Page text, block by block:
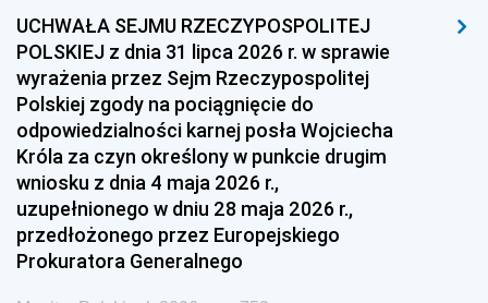
1954 1953 1952
1951 1950 1949
1948 1947
1939 1938 1937
1936 1930
UCHWAŁA SEJMU RZECZYPOSPOLITEJ
POLSKIEJ z dnia 31 lipca 2026 r. w sprawie
wyrażenia przez Sejm Rzeczypospolitej
Polskiej zgody na pociągnięcie do
odpowiedzialności karnej posła Wojciecha
Króla za czyn określony w punkcie drugim
wniosku z dnia 4 maja 2026 r.,
uzupełnionego w dniu 28 maja 2026 r.,
przedłożonego przez Europejskiego
Prokuratora Generalnego